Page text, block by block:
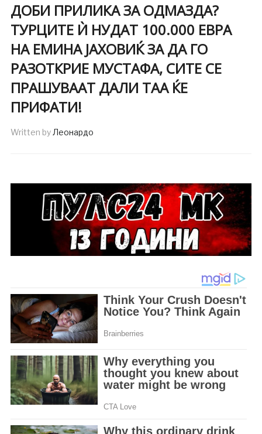
ДОБИ ПРИЛИКА ЗА ОДМАЗДА?
ТУРЦИТЕ Ѝ НУДАТ 100.000 ЕВРА
НА ЕМИНА ЈАХОВИЌ ЗА ДА ГО
РАЗОТКРИЕ МУСТАФА, СИТЕ СЕ
ПРАШУВААТ ДАЛИ ТАА ЌЕ
ПРИФАТИ!
Written byЛеонардо